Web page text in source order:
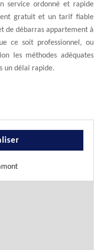
service ordonné et rapide
gratuit et un tarif fiable
de débarras appartement à
ce soit professionnel, ou
les méthodes adéquates
un délai rapide.